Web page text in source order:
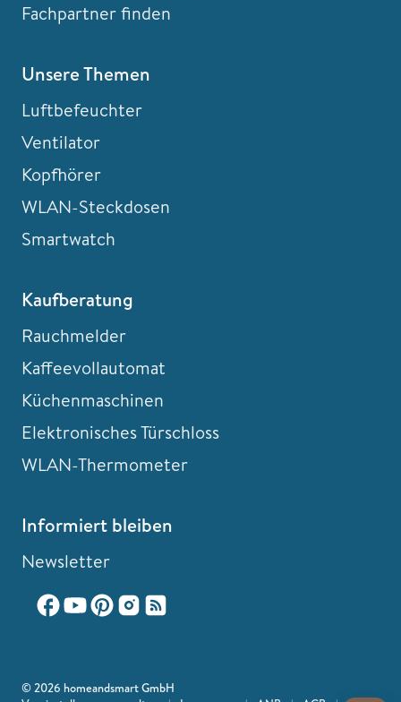
Fachpartner finden
Unsere Themen
Luftbefeuchter
Ventilator
Kopfhörer
WLAN-Steckdosen
Smartwatch
Kaufberatung
Rauchmelder
Kaffeevollautomat
Küchenmaschinen
Elektronisches Türschloss
WLAN-Thermometer
Informiert bleiben
Newsletter
© 2026 homeandsmart GmbH